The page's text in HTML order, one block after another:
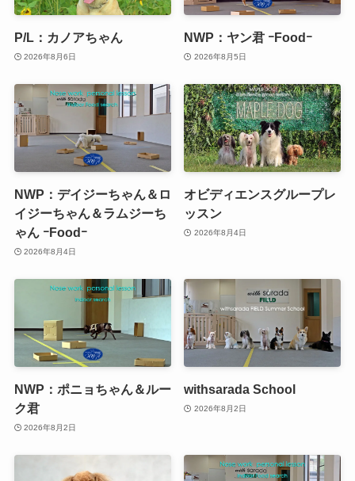
P/L：カノアちゃん
2026年8月6日
NWP：ヤン君 ｰFoodｰ
2026年8月5日
NWP：デイジーちゃん＆ロ
イジーちゃん＆ラムジーち
ゃん ｰFoodｰ
2026年8月4日
オビディエンスグループレ
ッスン
2026年8月4日
NWP：ポニョちゃん＆ルー
ク君
2026年8月2日
withsarada School
2026年8月2日